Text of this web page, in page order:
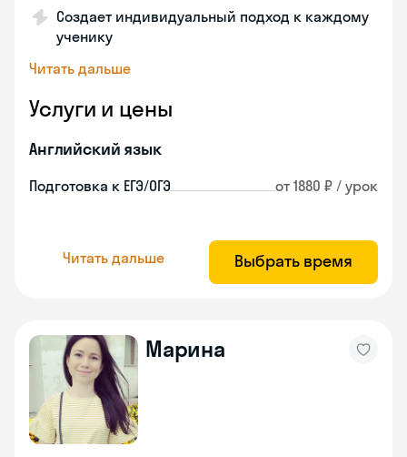
Создает индивидуальный подход к каждому
ученику
Читать дальше
Услуги и цены
Английский язык
Подготовка к ЕГЭ/ОГЭ от 1880 ₽ / урок
Читать дальше Выбрать время
Марина